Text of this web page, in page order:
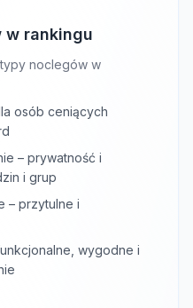
w rankingu
noclegów w
osób ceniących
– prywatność i
i grup
– przytulne i
wygodne i